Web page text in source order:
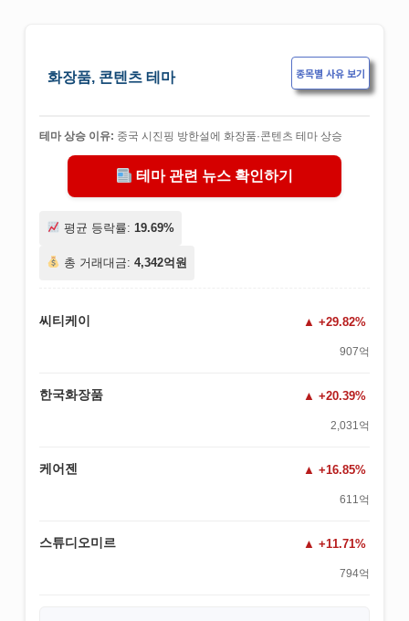
화장품, 콘텐츠 테마 종목별 사유 보기
테마 상승 이유: 중국 시진핑 방한설에 화장품·콘텐츠 테마 상승
테마 관련 뉴스 확인하기
평균 등락률: 19.69%
총 거래대금: 4,342억원
씨티케이 +29.82%
907억
한국화장품 +20.39%
2,031억
케어젠 +16.85%
611억
스튜디오미르 +11.71%
794억